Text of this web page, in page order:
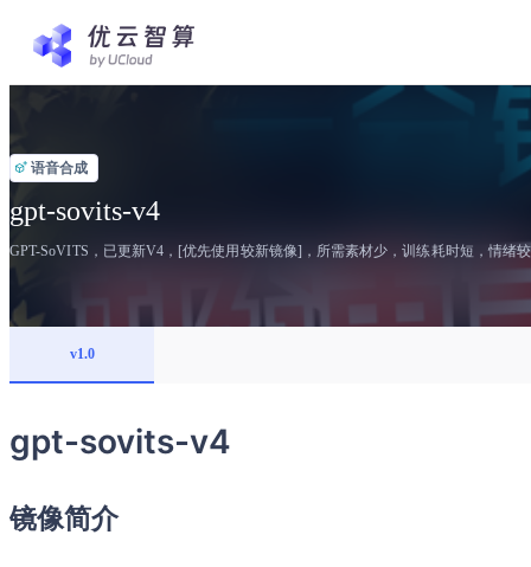
语音合成
gpt-sovits-v4
GPT-SoVITS，已更新V4，[优先使用较新镜像]，所需素材少，训练耗时短，情绪
v1.0
gpt-sovits-v4
镜像简介